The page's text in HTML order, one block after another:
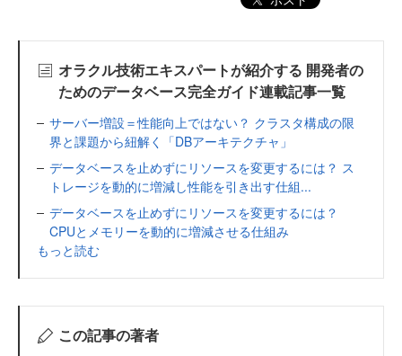
オラクル技術エキスパートが紹介する 開発者の
ためのデータベース完全ガイド連載記事一覧
サーバー増設＝性能向上ではない？ クラスタ構成の限
界と課題から紐解く「DBアーキテクチャ」
データベースを止めずにリソースを変更するには？ ス
トレージを動的に増減し性能を引き出す仕組...
データベースを止めずにリソースを変更するには？
CPUとメモリーを動的に増減させる仕組み
もっと読む
この記事の著者